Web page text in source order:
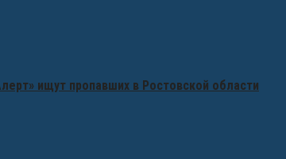
ищут пропавших в Ростовской области